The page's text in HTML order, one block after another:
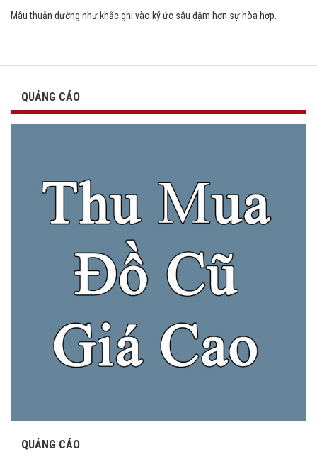
Mâu thuẫn dường như khắc ghi vào ký ức sâu đậm hơn sự hòa hợp.
QUẢNG CÁO
QUẢNG CÁO